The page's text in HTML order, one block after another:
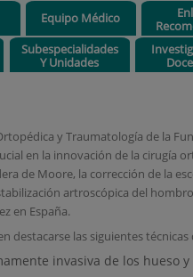
Equipo Médico
Subespecialidades
Y Unidades
y Traumatología de la
en la innovación de la cirugía
de Moore, la corrección de la
artroscópica del
en España.
destacarse las siguientes
invasiva de los hueso